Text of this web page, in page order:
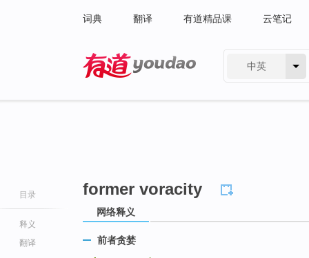
词典 翻译 有道精品课 云笔记
中英
目录
释义
翻译
former voracity
网络释义
前者贪婪